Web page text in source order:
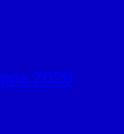
2026